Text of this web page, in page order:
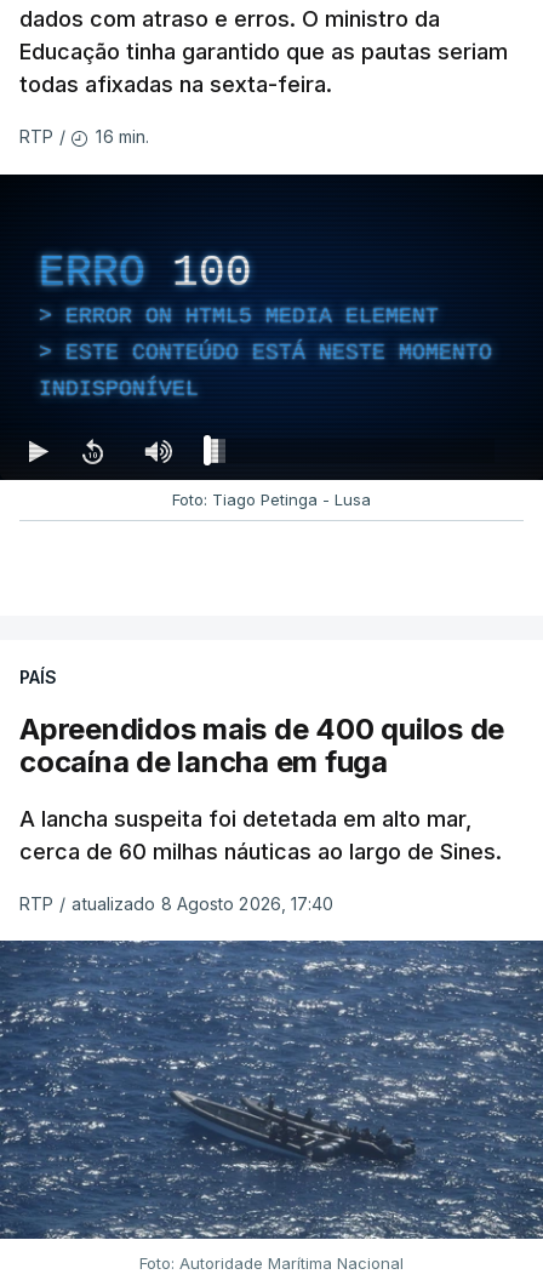
dados com atraso e erros. O ministro da
Educação tinha garantido que as pautas seriam
todas afixadas na sexta-feira.
RTP / 16 min.
ERRO 100
ERROR ON HTML5 MEDIA ELEMENT
ESTE CONTEÚDO ESTÁ NESTE MOMENTO
INDISPONÍVEL
Foto: Tiago Petinga - Lusa
PAÍS
Apreendidos mais de 400 quilos de
cocaína de lancha em fuga
A lancha suspeita foi detetada em alto mar,
cerca de 60 milhas náuticas ao largo de Sines.
RTP / atualizado 8 Agosto 2026, 17:40
Foto: Autoridade Marítima Nacional